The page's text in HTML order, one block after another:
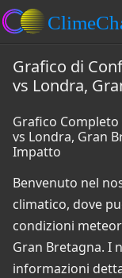
Grafico di
vs Londra,
Grafico
vs Londra, Gran
Impatto
Benvenuto nel
climatico, dove
condizioni
Gran Bretagna. I
informazioni